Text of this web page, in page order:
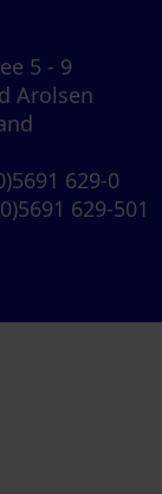
5 - 9
Arolsen
629-0
629-501